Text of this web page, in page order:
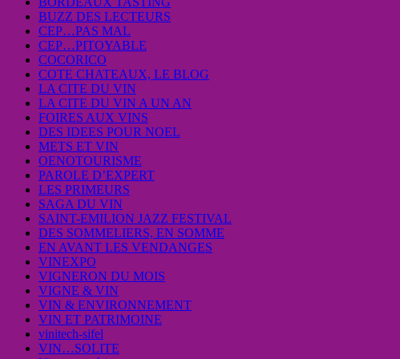
BUZZ DES LECTEURS
CEP…PAS MAL
CEP…PITOYABLE
COCORICO
COTE CHATEAUX, LE BLOG
LA CITE DU VIN
LA CITE DU VIN A UN AN
FOIRES AUX VINS
DES IDEES POUR NOEL
METS ET VIN
OENOTOURISME
PAROLE D’EXPERT
LES PRIMEURS
SAGA DU VIN
SAINT-EMILION JAZZ FESTIVAL
DES SOMMELIERS, EN SOMME
EN AVANT LES VENDANGES
VINEXPO
VIGNERON DU MOIS
VIGNE & VIN
VIN & ENVIRONNEMENT
VIN ET PATRIMOINE
vinitech-sifel
VIN…SOLITE